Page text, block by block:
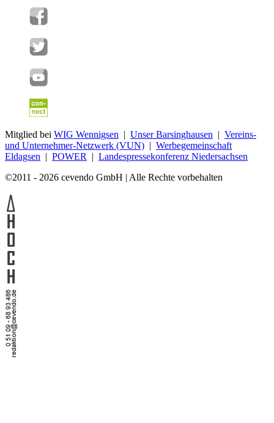
Mitglied bei WIG Wennigsen | Unser Barsinghausen | Vereins-
und Unternehmer-Netzwerk (VUN) | Werbegemeinschaft
Eldagsen | POWER | Landespressekonferenz Niedersachsen
©2011 - 2026 cevendo GmbH | Alle Rechte vorbehalten